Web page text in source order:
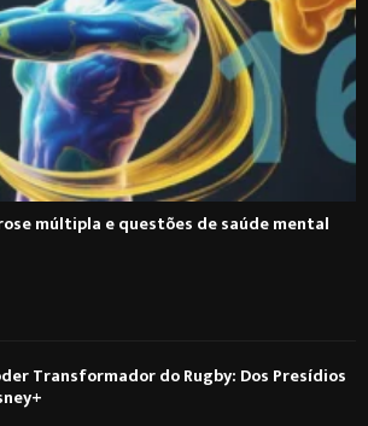
múltipla e questões de saúde mental
Transformador do Rugby: Dos Presídios